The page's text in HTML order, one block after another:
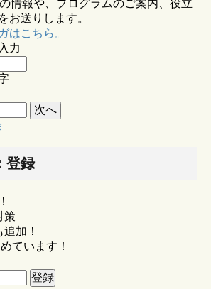
情報や、プログラムのご案内、役立
お送りします。
はこちら。
力
登録
策
加！
ています！